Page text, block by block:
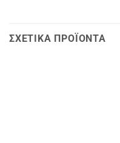
ΣΧΕΤΙΚΆ ΠΡΟΪΌΝΤΑ